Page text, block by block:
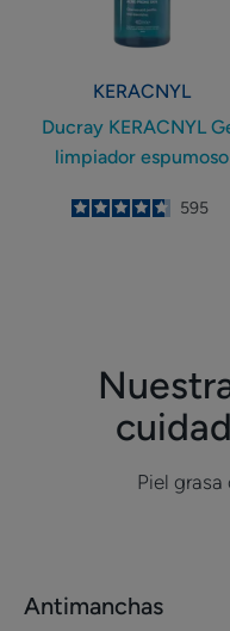
KERACNYL
Ducray KERACNYL
limpiador espumoso
4.7
/5
595
Piel
Antimanchas
Antimanchas